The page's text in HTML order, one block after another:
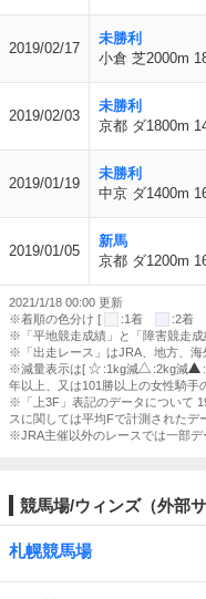
2019/02/17
未勝利
小倉 芝2000m
2019/02/03
未勝利
京都 ダ1800m
2019/01/19
未勝利
中京 ダ1400m
2019/01/05
新馬
京都 ダ1200m
2021/1/18 00:00 更新
※着順の色分け [
:1着 :2着
※「平地競走成績」と「障害競走成
※「出走レース」はJRA、地方、海
※減量表示は[
:1kg減 :2kg減
年以上、又は101勝以上の女性騎手
※「上3F」表記のデータについて
スに関しては平均Fで計測されたデ
※JRA主催以外のレースでは一部デ
競馬場/ウィンズ（外部サ
札幌競馬場